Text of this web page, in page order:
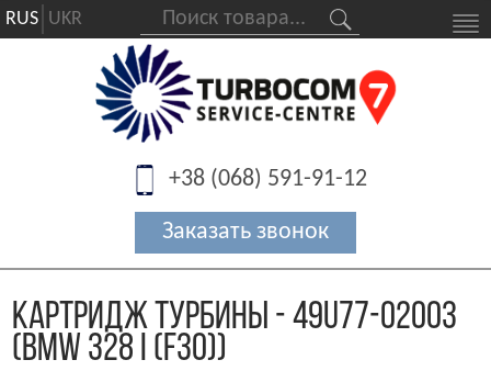
RUS UKR
+38 (068) 591-91-12
Картридж турбины - 49U77-02003
(BMW 328 i (F30))